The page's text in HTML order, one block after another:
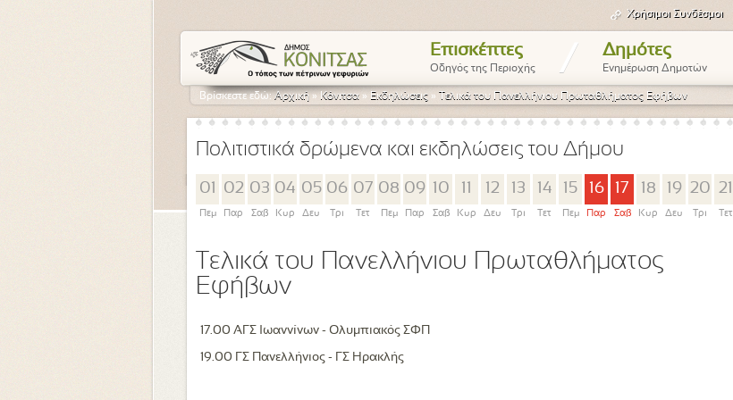
Χρήσιμοι Συνδέσμοι
Επισκέπτες
Οδηγός της Περιοχής / Δημότες
Ενημέρωση Δημοτών
Βρίσκεστε εδώ:Αρχική » Κόνιτσα » Εκδηλώσεις » Τελικά του Πανελλήνιου Πρωταθλήματος Εφήβων
Πολιτιστικά δρώμενα και εκδηλώσεις του Δήμου
01
Πεμ
02
Παρ
03
Σαβ
04
Κυρ
05
Δευ
06
Τρι
07
Τετ
08
Πεμ
09
Παρ
10
Σαβ Κυρ
12
Δευ
13
Τρι
14
Τετ
15
Πεμ
16
Παρ
17
Σαβ
18
Κυρ
19
Δευ
20
Τρι
21
Τετ
Τελικά του Πανελλήνιου Πρωταθλήματος
Εφήβων
17.00 ΑΓΣ Ιωαννίνων - Ολυμπιακός ΣΦΠ
19.00 ΓΣ Πανελλήνιος - ΓΣ Ηρακλής